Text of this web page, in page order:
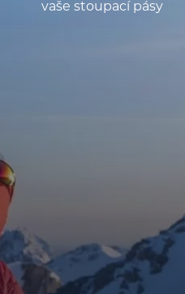
vaše stoupací pásy